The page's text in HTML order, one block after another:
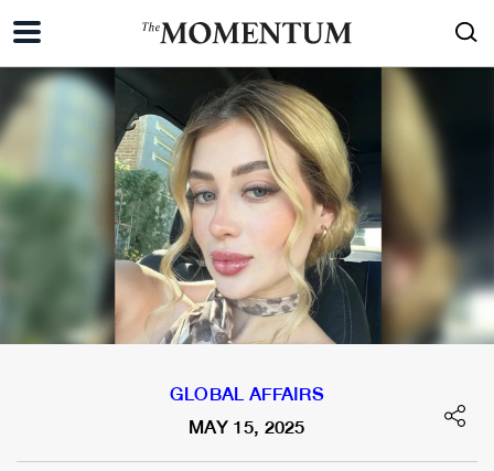
GLOBAL AFFAIRS
MAY 15, 2025